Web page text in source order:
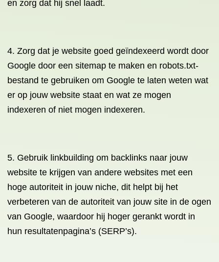
en zorg dat hij snel laadt.
4. Zorg dat je website goed geïndexeerd wordt door
Google door een sitemap te maken en robots.txt-
bestand te gebruiken om Google te laten weten wat
er op jouw website staat en wat ze mogen
indexeren of niet mogen indexeren.
5. Gebruik linkbuilding om backlinks naar jouw
website te krijgen van andere websites met een
hoge autoriteit in jouw niche, dit helpt bij het
verbeteren van de autoriteit van jouw site in de ogen
van Google, waardoor hij hoger gerankt wordt in
hun resultatenpagina’s (SERP’s).